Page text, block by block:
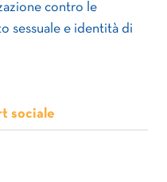
contro le
sessuale e identità di
sociale